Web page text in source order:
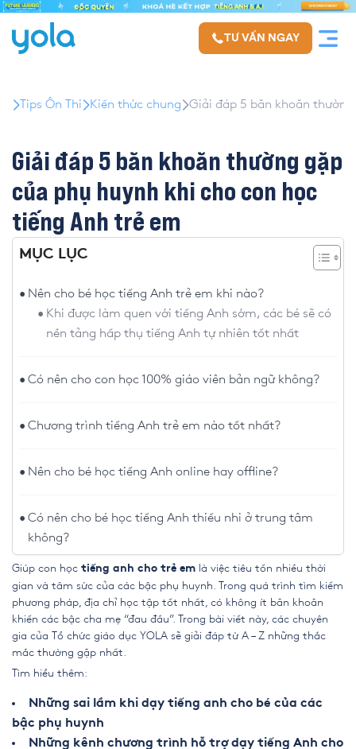
TƯ VẤN NGAY
Tips Ôn Thi Kiến thức chung Giải đáp 5 băn khoăn
Giải đáp 5 băn khoăn thường gặp
của phụ huynh khi cho con học
tiếng Anh trẻ em
MỤC LỤC
Nên cho bé học tiếng Anh trẻ em khi nào?
Khi được làm quen với tiếng Anh sớm, các bé sẽ có
nền tảng hấp thụ tiếng Anh tự nhiên tốt nhất
Có nên cho con học 100% giáo viên bản ngữ không?
Chương trình tiếng Anh trẻ em nào tốt nhất?
Nên cho bé học tiếng Anh online hay offline?
Có nên cho bé học tiếng Anh thiếu nhi ở trung tâm
không?
Giúp con học tiếng anh cho trẻ em là việc tiêu tốn nhiều thời
gian và tâm sức của các bậc phụ huynh. Trong quá trình tìm kiếm
phương pháp, địa chỉ học tập tốt nhất, có không ít băn khoăn
khiến các bậc cha mẹ “đau đầu”. Trong bài viết này, các chuyên
gia của Tổ chức giáo dục YOLA sẽ giải đáp từ A – Z những thắc
mắc thường gặp nhất.
Tìm hiểu thêm:
Những sai lầm khi dạy tiếng anh cho bé của các
bậc phụ huynh
Những kênh chương trình hỗ trợ dạy tiếng Anh cho